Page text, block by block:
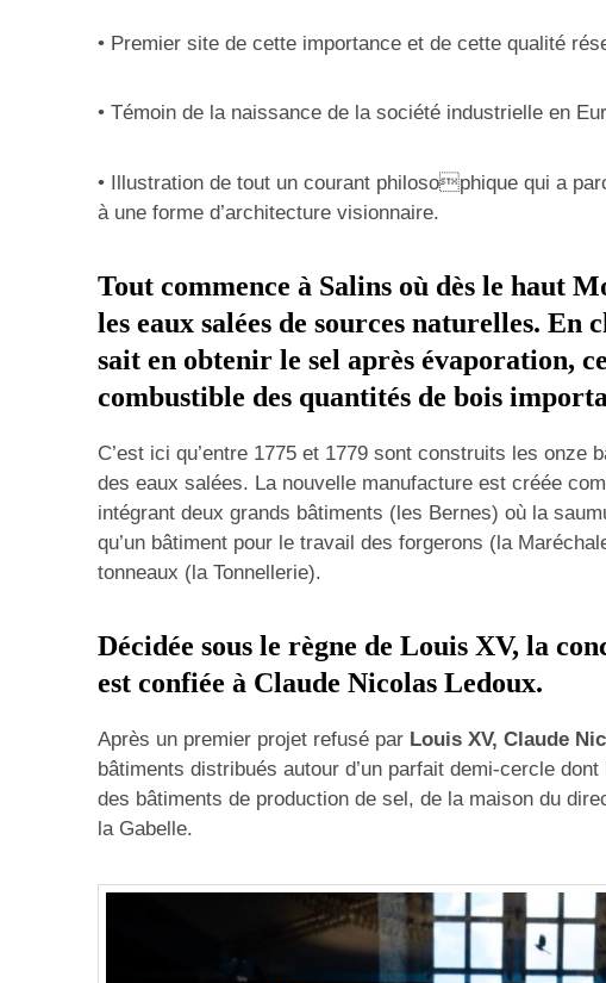
• Premier site de cette importance et de cette qualité
• Témoin de la naissance de la société industrielle en
• Illustration de tout un courant philosophique qui a
à une forme d’architecture visionnaire.
Tout commence à Salins où dès le haut
les eaux salées de sources naturelles. En
sait en obtenir le sel après évaporation,
combustible des quantités de bois
C’est ici qu’entre 1775 et 1779 sont construits les onze
des eaux salées. La nouvelle manufacture est créée
intégrant deux grands bâtiments (les Bernes) où la
qu’un bâtiment pour le travail des forgerons (la
tonneaux (la Tonnellerie).
Décidée sous le règne de Louis XV, la
est confiée à Claude Nicolas Ledoux.
Après un premier projet refusé par Louis XV, Claude
bâtiments distribués autour d’un parfait demi-cercle
des bâtiments de production de sel, de la maison du
la Gabelle.